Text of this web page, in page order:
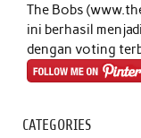
The Bobs
ini berhasil
dengan voting
CATEGORIES